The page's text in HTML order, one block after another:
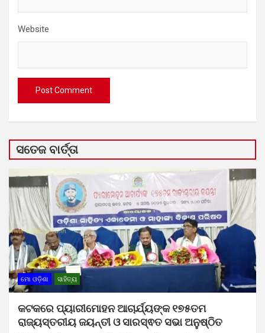
Website
ସତେଜ ବାର୍ତ୍ତା
ମୋ ଓଡ଼ିଶା ସାହିତ୍ୟ
କଟକରେ ପ୍ୟାରୀମୋହନ ଆଚାର୍ଯ୍ୟଙ୍କ ୧୭୫ତମ
ରାଜ୍ୟସ୍ତରୀୟ ଜୟନ୍ତୀ ଓ ସାରସ୍ଵତ ସଭା ଅନୁଷ୍ଠିତ